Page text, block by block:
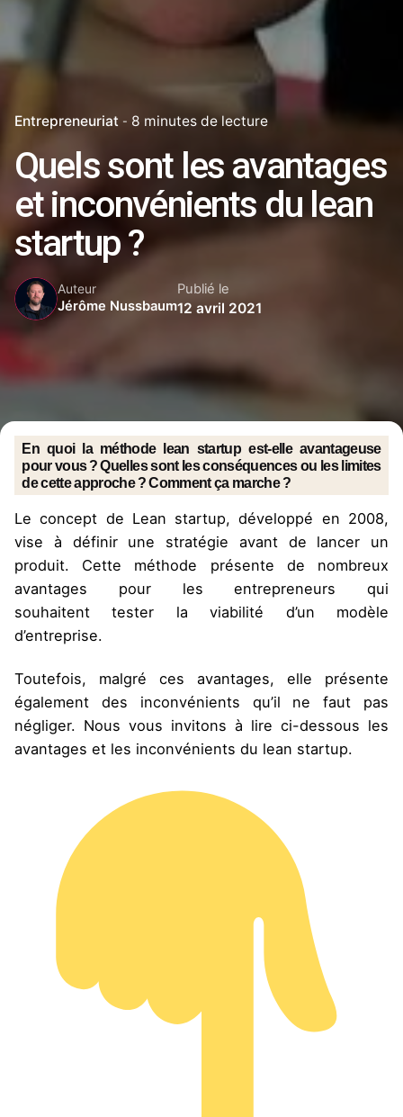
Entrepreneuriat 8 minutes de lecture
Quels sont les avantages
et inconvénients du lean
startup ?
Auteur
Jérôme Nussbaum
Publié le
12 avril 2021
En quoi la méthode lean startup est-elle avantageuse
pour vous ? Quelles sont les conséquences ou les limites
de cette approche ? Comment ça marche ?
Le concept de Lean startup, développé en 2008,
vise à définir une stratégie avant de lancer un
produit. Cette méthode présente de nombreux
avantages pour les entrepreneurs qui
souhaitenttester la viabilité d’un modèle
d’entreprise.
Toutefois, malgré ces avantages, elle présente
également des inconvénients qu’il ne faut pas
négliger. Nous vous invitons à lire ci-dessous les
avantages et les inconvénients du lean startup.